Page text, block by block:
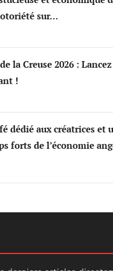
sur…
la Creuse 2026 :
!
dédié aux créatrices et
forts de l’économie